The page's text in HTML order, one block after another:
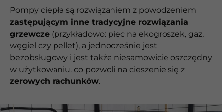
Pompy ciepła są rozwiązaniem z powodzeniem
zastępującym inne tradycyjne rozwiązania
grzewcze (przykładowo: piec na ekogroszek, gaz,
węgiel czy pellet), a jednocześnie jest
bezobsługowy i jest także niesamowicie oszczędny
w użytkowaniu. co pozwoli na cieszenie się z
zerowych rachunków.